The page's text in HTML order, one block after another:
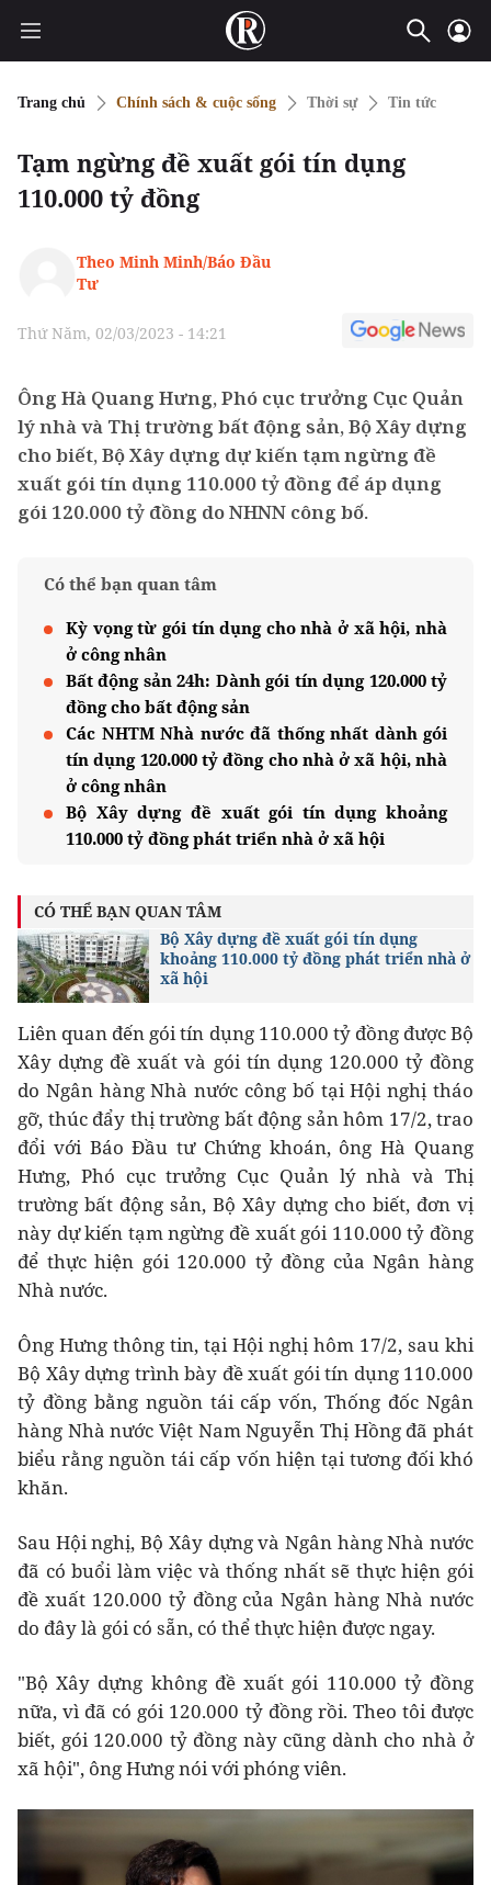
Trang chủ Chính sách & cuộc sống Thời sự Tin tức
Tạm ngừng đề xuất gói tín dụng
110.000 tỷ đồng
Theo Minh Minh/Báo Đầu
Tư
Thứ Năm, 02/03/2023 - 14:21
Ông Hà Quang Hưng, Phó cục trưởng Cục Quản
lý nhà và Thị trường bất động sản, Bộ Xây dựng
cho biết, Bộ Xây dựng dự kiến tạm ngừng đề
xuất gói tín dụng 110.000 tỷ đồng để áp dụng
gói 120.000 tỷ đồng do NHNN công bố.
Có thể bạn quan tâm
Kỳ vọng từ gói tín dụng cho nhà ở xã hội, nhà
ở công nhân
Bất động sản 24h: Dành gói tín dụng 120.000 tỷ
đồng cho bất động sản
Các NHTM Nhà nước đã thống nhất dành gói
tín dụng 120.000 tỷ đồng cho nhà ở xã hội, nhà
ở công nhân
Bộ Xây dựng đề xuất gói tín dụng khoảng
110.000 tỷ đồng phát triển nhà ở xã hội
CÓ THỂ BẠN QUAN TÂM
Bộ Xây dựng đề xuất gói tín dụng
khoảng 110.000 tỷ đồng phát triển nhà ở
xã hội
Liên quan đến gói tín dụng 110.000 tỷ đồng được Bộ
Xây dựng đề xuất và gói tín dụng 120.000 tỷ đồng
do Ngân hàng Nhà nước công bố tại Hội nghị tháo
gỡ, thúc đẩy thị trường bất động sản hôm 17/2, trao
đổi với Báo Đầu tư Chứng khoán, ông Hà Quang
Hưng, Phó cục trưởng Cục Quản lý nhà và Thị
trường bất động sản, Bộ Xây dựng cho biết, đơn vị
này dự kiến tạm ngừng đề xuất gói 110.000 tỷ đồng
để thực hiện gói 120.000 tỷ đồng của Ngân hàng
Nhà nước.
Ông Hưng thông tin, tại Hội nghị hôm 17/2, sau khi
Bộ Xây dựng trình bày đề xuất gói tín dụng 110.000
tỷ đồng bằng nguồn tái cấp vốn, Thống đốc Ngân
hàng Nhà nước Việt Nam Nguyễn Thị Hồng đã phát
biểu rằng nguồn tái cấp vốn hiện tại tương đối khó
khăn.
Sau Hội nghị, Bộ Xây dựng và Ngân hàng Nhà nước
đã có buổi làm việc và thống nhất sẽ thực hiện gói
đề xuất 120.000 tỷ đồng của Ngân hàng Nhà nước
do đây là gói có sẵn, có thể thực hiện được ngay.
"Bộ Xây dựng không đề xuất gói 110.000 tỷ đồng
nữa, vì đã có gói 120.000 tỷ đồng rồi. Theo tôi được
biết, gói 120.000 tỷ đồng này cũng dành cho nhà ở
xã hội", ông Hưng nói với phóng viên.